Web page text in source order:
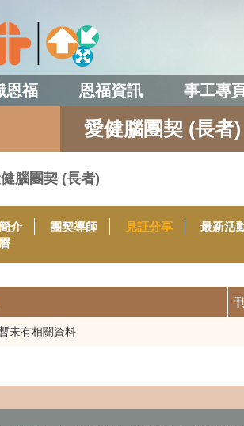
恩福 恩福資訊 事工專
愛健腦團契 (長者)
腦團契 (長者)
介 團契導師 見証分享 最新活
未有相關資料